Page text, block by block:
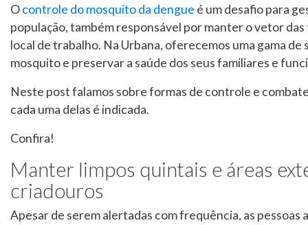
Ocontrole do mosquito da dengue é um desafio para
população, também responsável por manter o vetor
local de trabalho. Na Urbana, oferecemos uma gama
mosquito e preservar a saúde dos seus familiares e
Neste post falamos sobre formas de controle e
cada uma delas é indicada.
Confira!
Manter limpos quintais e áreas
criadouros
Apesar de serem alertadas com frequência, as pessoas